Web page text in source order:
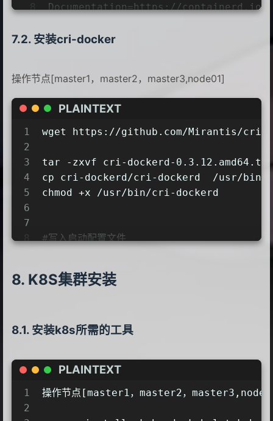
8
10
13
14
15
16
17
18
19
20
21
22
23
26
29
31
32
33
34
35
Documentation=https://containerd.io
[Service]
Type=notify
Delegate=yes
KillMode=process
Restart=always
LimitNPROC=infinity
LimitCORE=infinity
LimitNOFILE=1048576
[Install]
systemctl enable --now
[Unit]
Description=Docker Application
Documentation=https://docs.docker.com
Wants=network-online.target
安装cri-docker
操作节点[master1，master2，master3,node01]
PLAINTEXT
1
2
3
4
5
6
7
8
11
14
16
17
18
19
wget https://github.com/Mirantis/cri-
tar -zxvf cri-dockerd-0.3.12.amd64.tgz
cp cri-dockerd/cri-dockerd  /usr/bin/
chmod +x /usr/bin/cri-dockerd
#写入启动配置文件
Description=CRI Interface for Docker
Wants=network-online.target
[Service]
Type=notify
K8S集群安装
安装k8s所需的工具
PLAINTEXT
1
2
操作节点[master1，master2，